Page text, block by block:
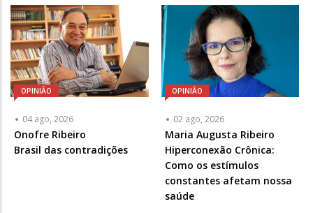
OPINIÃO
04 ago, 2026
Articulista
ou
Onofre Ribeiro
Brasil das contradições
OPINIÃO
02 ago, 2026
Articulista
ou
Chamada
-
Opcional
Maria Augusta Ribeiro
Hiperconexão Crônica:
Como os estímulos
constantes afetam nossa
saúde